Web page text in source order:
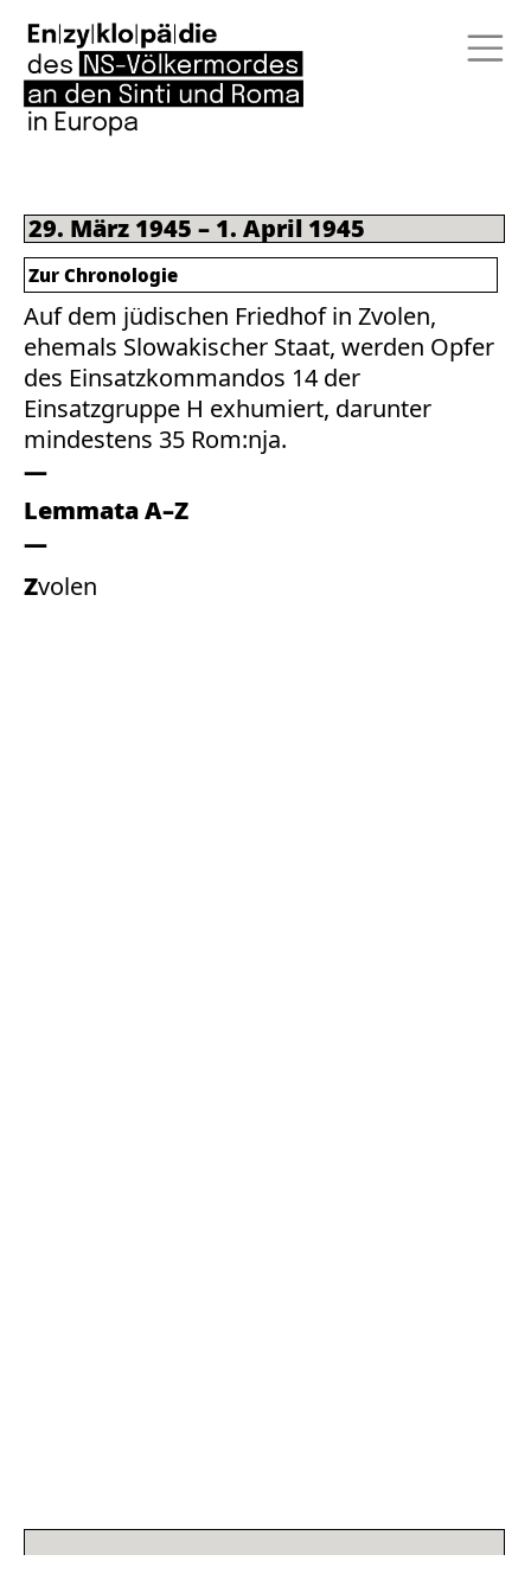
29. März 1945 – 1. April 1945
Auf dem jüdischen Friedhof in Zvolen,
ehemals Slowakischer Staat, werden Opfer
des Einsatzkommandos 14 der
Einsatzgruppe H exhumiert, darunter
mindestens 35 Rom:nja.
Lemmata A–Z
Zvolen
Zur Chronologie